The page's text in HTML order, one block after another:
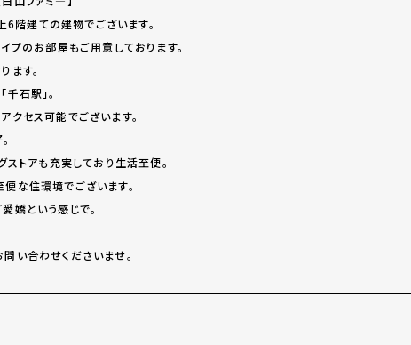
階建ての建物でございます。
プのお部屋もご用意しております。
ます。
石駅」。
クセス可能でございます。
ストアも充実しており生活至便。
な住環境でございます。
嬌という感じで。
い合わせくださいませ。